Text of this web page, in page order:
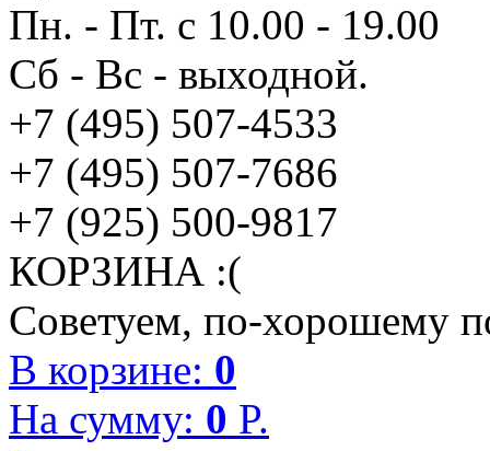
Пн. - Пт. с 10.00 - 19.00
Сб - Вс - выходной.
+7 (495) 507-4533
+7 (495) 507-7686
+7 (925) 500-9817
КОРЗИНА :(
Советуем, по-хорошему
В корзине: 0
На сумму: 0 P.